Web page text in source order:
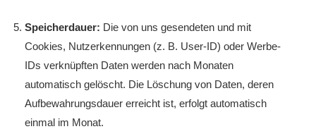
Speicherdauer: Die von uns gesendeten und mit
Cookies, Nutzerkennungen (z. B. User-ID) oder Werbe-
IDs verknüpften Daten werden nach Monaten
automatisch gelöscht. Die Löschung von Daten, deren
Aufbewahrungsdauer erreicht ist, erfolgt automatisch
einmal im Monat.